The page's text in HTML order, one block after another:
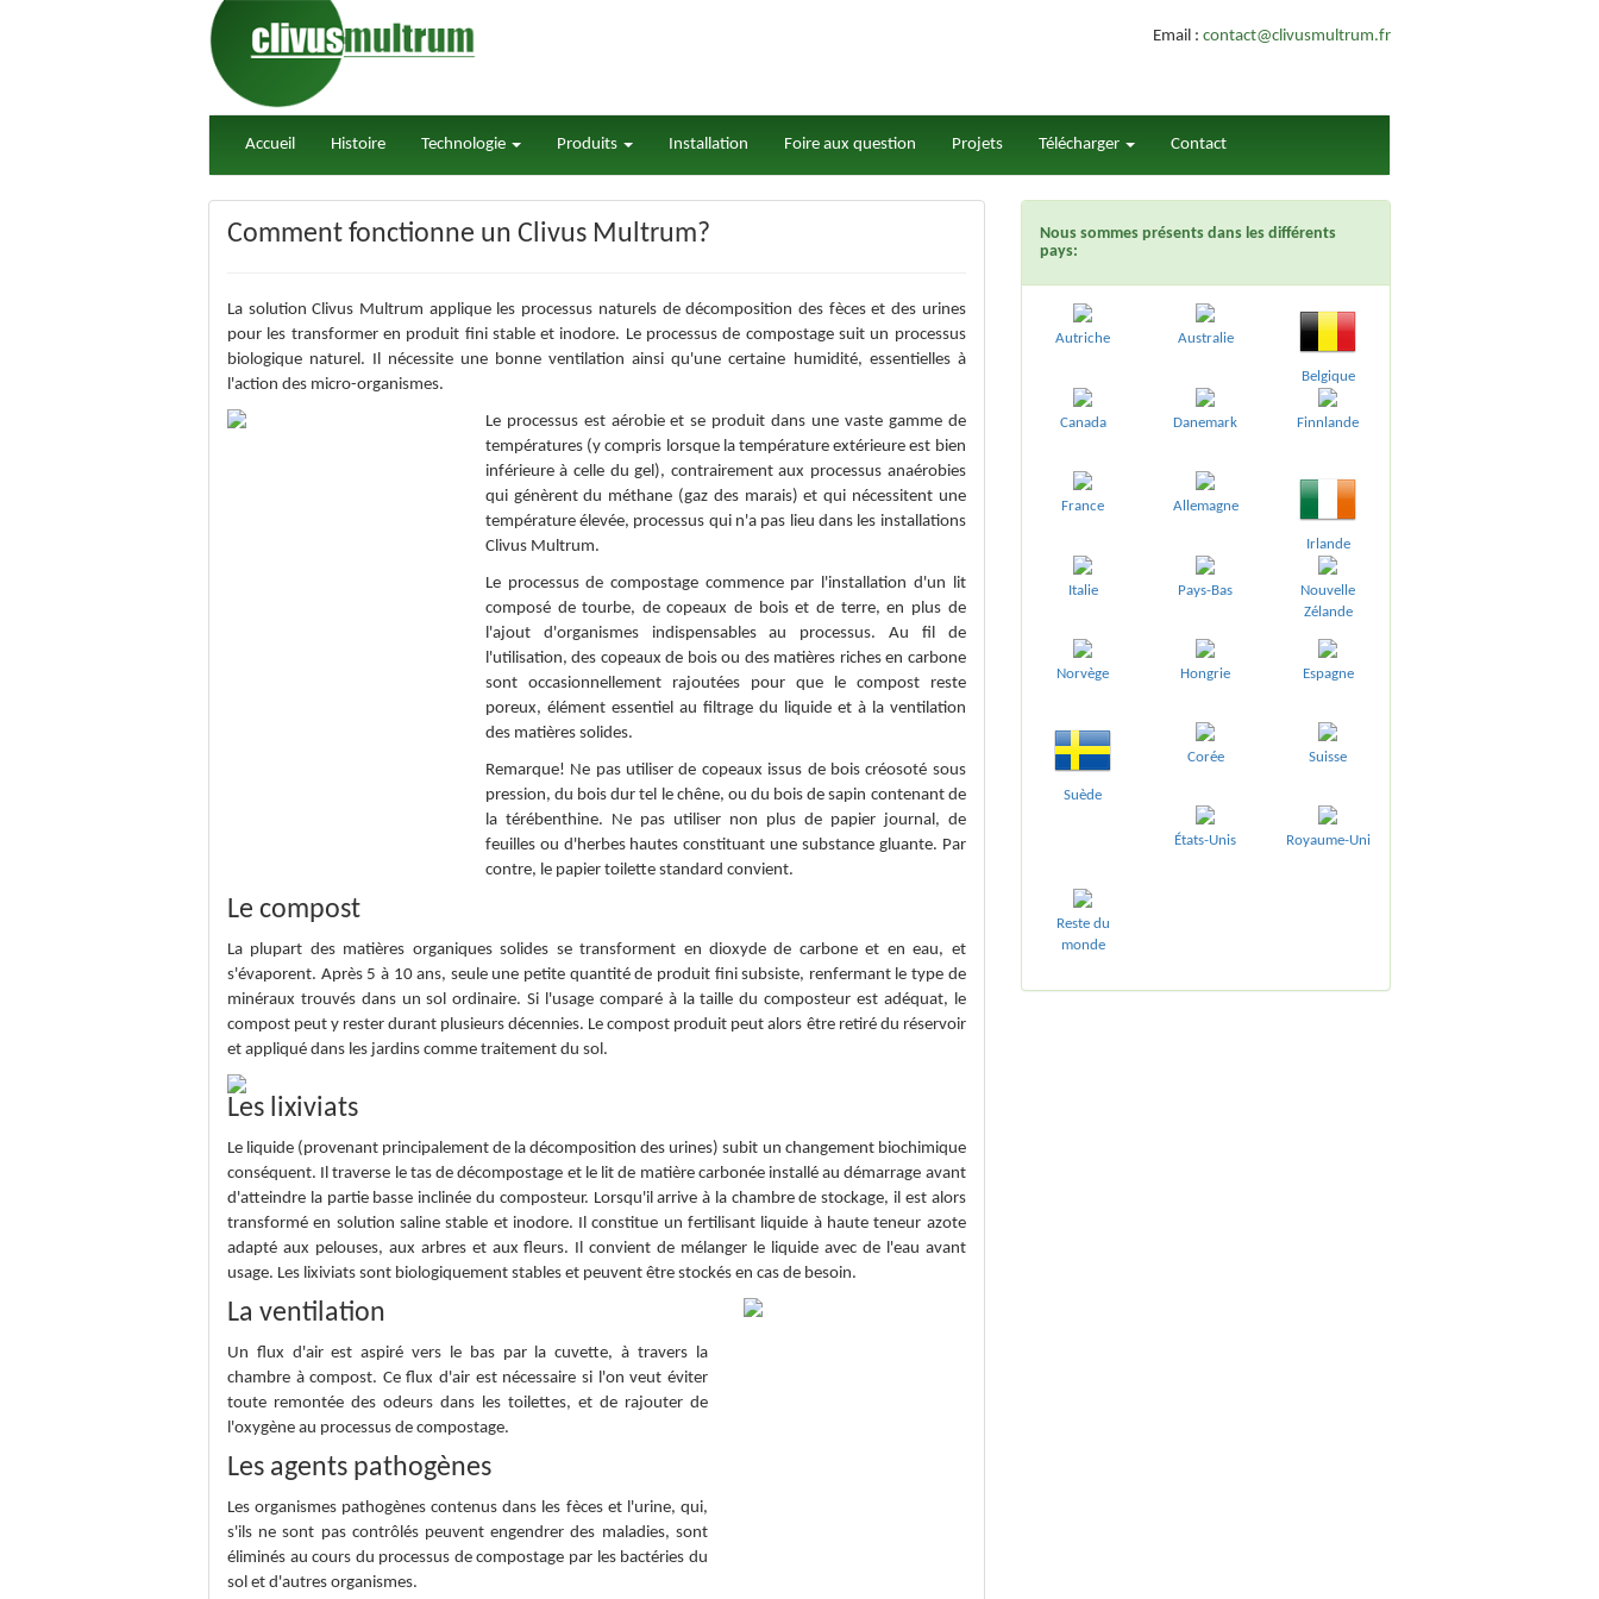
Email : contact@clivusmultrum.fr
Accueil Histoire Technologie Produits Installation Foire aux question Projets Télécharger Contact
Comment fonctionne un Clivus Multrum?
La solution Clivus Multrum applique les processus naturels de décomposition des fèces et des urines
pour les transformer en produit fini stable et inodore. Le processus de compostage suit un processus
biologique naturel. Il nécessite une bonne ventilation ainsi qu'une certaine humidité, essentielles à
l'action des micro-organismes.
Le processus est aérobie et se produit dans une vaste gamme de
températures (y compris lorsque la température extérieure est bien
inférieure à celle du gel), contrairement aux processus anaérobies
qui génèrent du méthane (gaz des marais) et qui nécessitent une
température élevée, processus qui n'a pas lieu dans les installations
Clivus Multrum.
Le processus de compostage commence par l'installation d'un lit
composé de tourbe, de copeaux de bois et de terre, en plus de
l'ajout d'organismes indispensables au processus. Au fil de
l'utilisation, des copeaux de bois ou des matières riches en carbone
sont occasionnellement rajoutées pour que le compost reste
poreux, élément essentiel au filtrage du liquide et à la ventilation
des matières solides.
Remarque! Ne pas utiliser de copeaux issus de bois créosoté sous
pression, du bois dur tel le chêne, ou du bois de sapin contenant de
la térébenthine. Ne pas utiliser non plus de papier journal, de
feuilles ou d'herbes hautes constituant une substance gluante. Par
contre, le papier toilette standard convient.
Le compost
La plupart des matières organiques solides se transforment en dioxyde de carbone et en eau, et
s'évaporent. Après 5 à 10 ans, seule une petite quantité de produit fini subsiste, renfermant le type de
minéraux trouvés dans un sol ordinaire. Si l'usage comparé à la taille du composteur est adéquat, le
compost peut y rester durant plusieurs décennies. Le compost produit peut alors être retiré du réservoir
et appliqué dans les jardins comme traitement du sol.
Les lixiviats
Le liquide (provenant principalement de la décomposition des urines) subit un changement biochimique
conséquent. Il traverse le tas de décompostage et le lit de matière carbonée installé au démarrage avant
d'atteindre la partie basse inclinée du composteur. Lorsqu'il arrive à la chambre de stockage, il est alors
transformé en solution saline stable et inodore. Il constitue un fertilisant liquide à haute teneur azote
adapté aux pelouses, aux arbres et aux fleurs. Il convient de mélanger le liquide avec de l'eau avant
usage. Les lixiviats sont biologiquement stables et peuvent être stockés en cas de besoin.
La ventilation
Un flux d'air est aspiré vers le bas par la cuvette, à travers la
chambre à compost. Ce flux d'air est nécessaire si l'on veut éviter
toute remontée des odeurs dans les toilettes, et de rajouter de
l'oxygène au processus de compostage.
Les agents pathogènes
Les organismes pathogènes contenus dans les fèces et l'urine, qui,
s'ils ne sont pas contrôlés peuvent engendrer des maladies, sont
éliminés au cours du processus de compostage par les bactéries du
sol et d'autres organismes.
Nous sommes présents dans les différents
pays:
Autriche Australie
Belgique
Canada Danemark Finnlande
France Allemagne
Irlande
Italie Pays-Bas
Nouvelle
Zélande
Norvège Hongrie Espagne
Suède
Corée Suisse
États-Unis Royaume-Uni
Reste du
monde